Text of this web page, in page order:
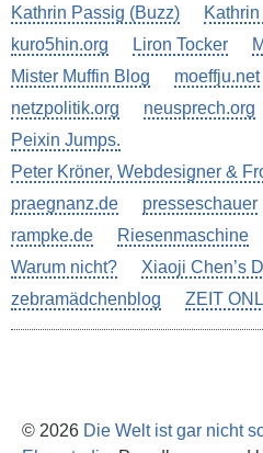
Kathrin Passig (Buzz)
kuro5hin.org
Liron Tocker
Mister Muffin Blog
moeffju.net
netzpolitik.org
neusprech.org
Peixin Jumps.
Peter Kröner, Webdesigner &
praegnanz.de
presseschauer
rampke.de
Riesenmaschine
Warum nicht?
Xiaoji Chen’s
zebramädchenblog
ZEIT
© 2026 Die Welt ist gar nicht